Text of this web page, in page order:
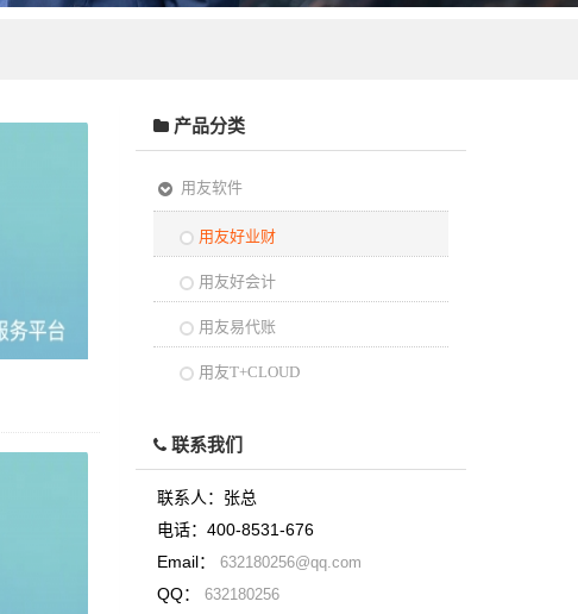
产品分类
用友软件
用友好业财
用友好会计
用友易代账
用友T+CLOUD
联系我们
联系人： 张总
电话： 400-8531-676
Email：
632180256@qq.com
QQ： 632180256